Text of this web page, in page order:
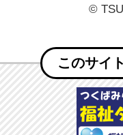
©
このサイ